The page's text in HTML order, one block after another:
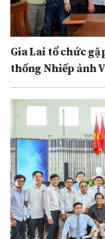
Gia Lai tổ chức
thống Nhiếp ảnh